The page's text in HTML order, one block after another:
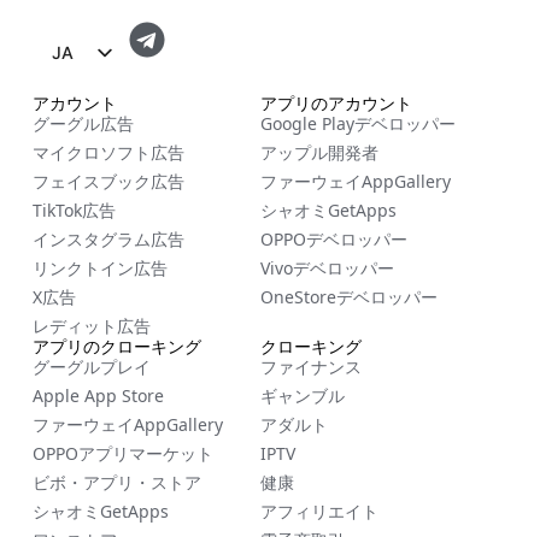
JA
FR
ZH
NL
RU
DE
IT
CS
BG
EL
アカウント
グーグル広告
マイクロソフト広告
フェイスブック広告
TikTok広告
インスタグラム広告
リンクトイン広告
X広告
レディット広告
クローキング
ファイナンス
ギャンブル
アダルト
IPTV
健康
アフィリエイト
アプリのアカウント
Google Playデベロッパー
アップル開発者
ファーウェイAppGallery
シャオミGetApps
OPPOデベロッパー
Vivoデベロッパー
OneStoreデベロッパー
アプリのクローキング
グーグルプレイ
Apple App Store
ファーウェイAppGallery
OPPOアプリマーケット
ビボ・アプリ・ストア
シャオミGetApps